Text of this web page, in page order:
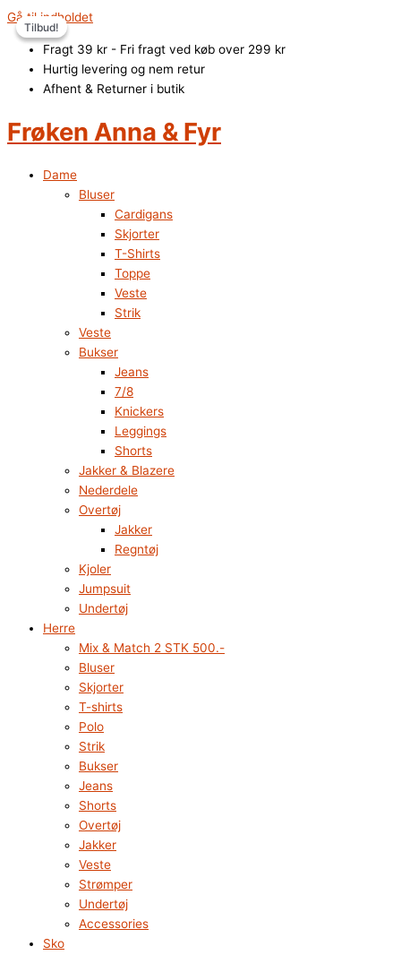
Gå til indholdet
Fragt 39 kr - Fri fragt ved køb over 299 kr
Hurtig levering og nem retur
Afhent & Returner i butik
Frøken Anna & Fyr
Dame
Bluser
Cardigans
Skjorter
T-Shirts
Toppe
Veste
Strik
Veste
Bukser
Jeans
7/8
Knickers
Leggings
Shorts
Jakker & Blazere
Nederdele
Overtøj
Jakker
Regntøj
Kjoler
Jumpsuit
Undertøj
Herre
Mix & Match 2 STK 500.-
Bluser
Skjorter
T-shirts
Polo
Strik
Bukser
Jeans
Shorts
Overtøj
Jakker
Veste
Strømper
Undertøj
Accessories
Sko
Tilbud!
Tilbud!